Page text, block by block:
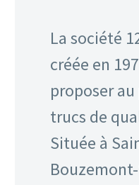
La société
créée en
proposer
trucs de
Située à